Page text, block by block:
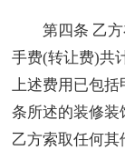
第四条 乙方
手费(转让费)共
上述费用已包括
条所述的装修装
乙方索取任何其